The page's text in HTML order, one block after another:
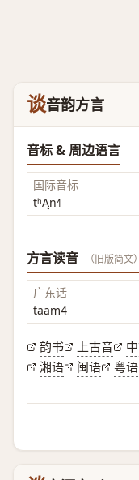
谈音韵方言
音标 & 周边语言
国际音标
tʰĄn˧˥
方言读音 （旧版简文）
广东话
taam4
韵书 上古音
湘语
闽语 粤语